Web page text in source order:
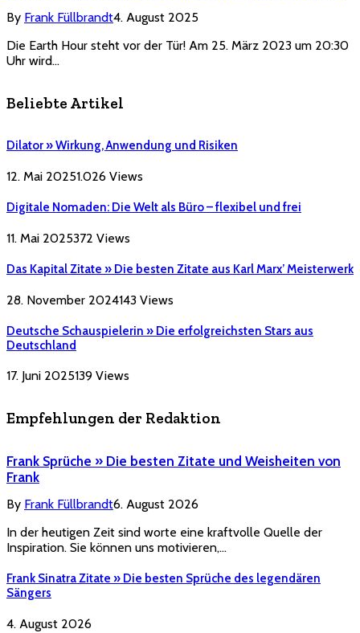
By Frank Füllbrandt4. August 2025
Die Earth Hour steht vor der Tür! Am 25. März 2023 um 20:30
Uhr wird…
Beliebte Artikel
Dilator » Wirkung, Anwendung und Risiken
12. Mai 20251.026 Views
Digitale Nomaden: Die Welt als Büro – flexibel und frei
11. Mai 2025372 Views
Das Kapital Zitate » Die besten Zitate aus Karl Marx’ Meisterwerk
28. November 2024143 Views
Deutsche Schauspielerin » Die erfolgreichsten Stars aus
Deutschland
17. Juni 2025139 Views
Empfehlungen der Redaktion
Frank Sprüche » Die besten Zitate und Weisheiten von
Frank
By Frank Füllbrandt6. August 2026
In der heutigen Zeit sind worte eine kraftvolle Quelle der
Inspiration. Sie können uns motivieren,…
Frank Sinatra Zitate » Die besten Sprüche des legendären
Sängers
4. August 2026